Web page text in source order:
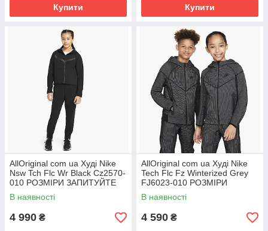
Купити Купити
AllOriginal com ua Худі Nike
Nsw Tch Flc Wr Black Cz2570-
010 РОЗМІРИ ЗАПИТУЙТЕ
В наявності
4 990 ₴
AllOriginal com ua Худі Nike
Tech Flc Fz Winterized Grey
FJ6023-010 РОЗМІРИ
ЗАПИТУЙТЕ
В наявності
4 590 ₴